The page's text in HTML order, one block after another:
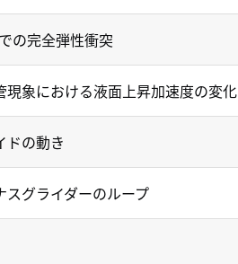
の完全弾性衝突
現象における液面上昇加速度の変化
ドの動き
グライダーのループ